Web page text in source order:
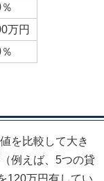
万円
を比較して大き
例えば、5つの貸